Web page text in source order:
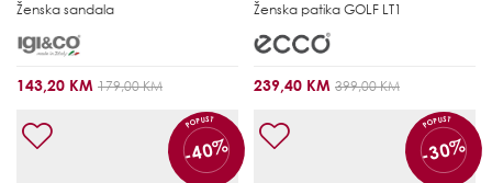
Ženska sandala
143,20 KM 179,00 KM
Ženska patika GOLF LT1
239,40 KM 399,00 KM
POPUST
-40%
POPUST
-30%